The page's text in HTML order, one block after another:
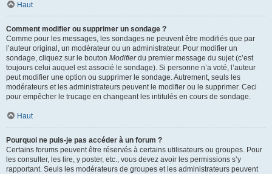
Haut
Comment modifier ou supprimer un sondage ?
Comme pour les messages, les sondages ne peuvent être modifiés que par
l’auteur original, un modérateur ou un administrateur. Pour modifier un
sondage, cliquez sur le bouton Modifierdu premier message du sujet (c’est
toujours celui auquel est associé le sondage). Si personne n’a voté, l’auteur
peut modifier une option ou supprimer le sondage. Autrement, seuls les
modérateurs et les administrateurs peuvent le modifier ou le supprimer. Ceci
pour empêcher le trucage en changeant les intitulés en cours de sondage.
Haut
Pourquoi ne puis-je pas accéder à un forum ?
Certains forums peuvent être réservés à certains utilisateurs ou groupes. Pour
les consulter, les lire, y poster, etc., vous devez avoir les permissions s’y
rapportant. Seuls les modérateurs de groupes et les administrateurs peuvent